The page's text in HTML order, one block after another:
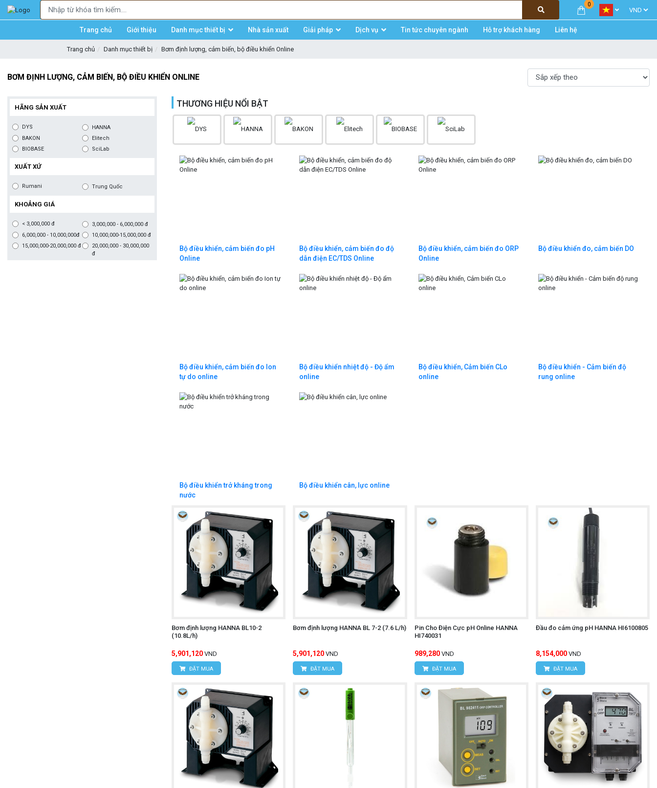
0
Trang chủ Giới thiệu Danh mục thiết bị Nhà sản xuất Giải pháp Dịch vụ Tin tức chuyên ngành Hỗ trợ khách hàng Liên hệ
Trang chủ Danh mục thiết bị Bơm định lượng, cảm biến, bộ điều khiển Online
BƠM ĐỊNH LƯỢNG, CẢM BIẾN, BỘ ĐIỀU KHIỂN ONLINE
THƯƠNG HIỆU NỔI BẬT
Bộ điều khiển, cảm biến đo pH
Online
Bộ điều khiển, cảm biến đo độ
dẫn điện EC/TDS Online
Bộ điều khiển, cảm biến đo ORP
Online
Bộ điều khiển đo, cảm biến DO
Bộ điều khiển, cảm biến đo Ion
tự do online
Bộ điều khiển nhiệt độ - Độ ẩm
online
Bộ điều khiển, Cảm biến CLo
online
Bộ điều khiển - Cảm biến độ
rung online
Bộ điều khiển trở kháng trong
nước
Bộ điều khiển cân, lực online
Bơm định lượng HANNA BL10-2
(10.8L/h)
5,901,120 VND
ĐẶT MUA
Bơm định lượng HANNA BL 7-2 (7.6 L/h)
5,901,120 VND
ĐẶT MUA
Pin Cho Điện Cực pH Online HANNA
HI740031
989,280 VND
ĐẶT MUA
Đầu đo cảm ứng pH HANNA HI6100805
8,154,000 VND
ĐẶT MUA
HÃNG SẢN XUẤT
DYS
HANNA
BAKON
Elitech
BIOBASE
SciLab
XUẤT XỨ
Rumani Trung Quốc
KHOẢNG GIÁ
< 3,000,000 đ
3,000,000 - 6,000,000 đ
6,000,000 - 10,000,000đ
10,000,000-15,000,000 đ
15,000,000-20,000,000 đ
20,000,000 - 30,000,000
đ